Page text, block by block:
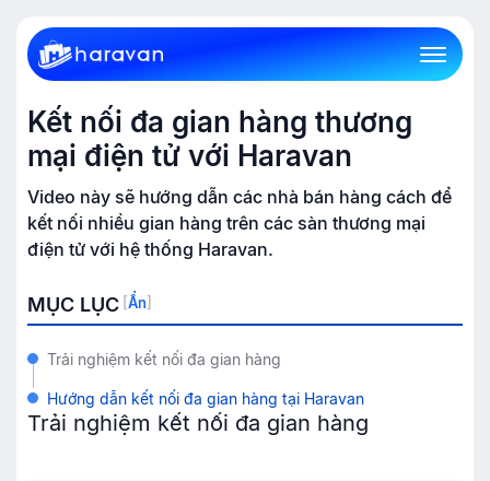
Kết nối đa gian hàng thương
mại điện tử với Haravan
Video này sẽ hướng dẫn các nhà bán hàng cách để
kết nối nhiều gian hàng trên các sàn thương mại
điện tử với hệ thống Haravan.
MỤC LỤC Ẩn
Trải nghiệm kết nối đa gian hàng
Hướng dẫn kết nối đa gian hàng tại Haravan
Trải nghiệm kết nối đa gian hàng